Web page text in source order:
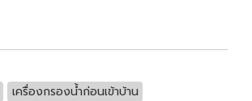
เครื่องกรองน้ำก่อนเข้าบ้าน